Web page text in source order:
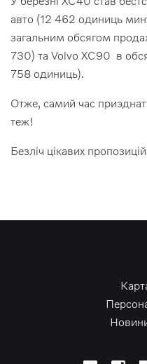
авто (12 462 одиниць
загальним обсягом
730) та Volvo XC90 в
758 одиниць).
Отже, самий час
теж!
Безліч цікавих